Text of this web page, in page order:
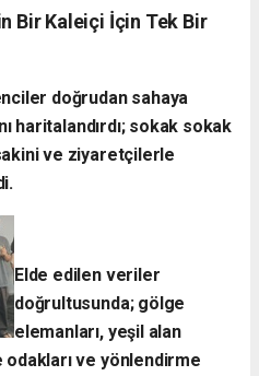
Bir Kaleiçi İçin Tek Bir
doğrudan sahaya
haritalandırdı; sokak sokak
ve ziyaretçilerle
Elde edilen veriler
doğrultusunda; gölge
elemanları, yeşil alan
ve yönlendirme